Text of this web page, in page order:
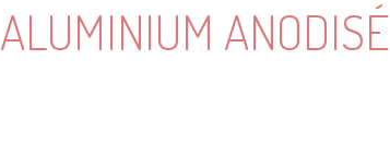
ALUMINIUM ANODISÉ